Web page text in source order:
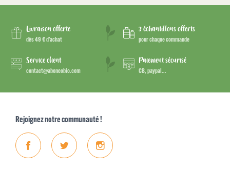
Livraison offerte
dès 49 € d’achat
3 échantillons offerts
pour chaque commande
Service client
contact@aboneobio.com
Paiement sécurisé
CB, paypal...
Rejoignez notre communauté !
FacebookTwitter Instagram